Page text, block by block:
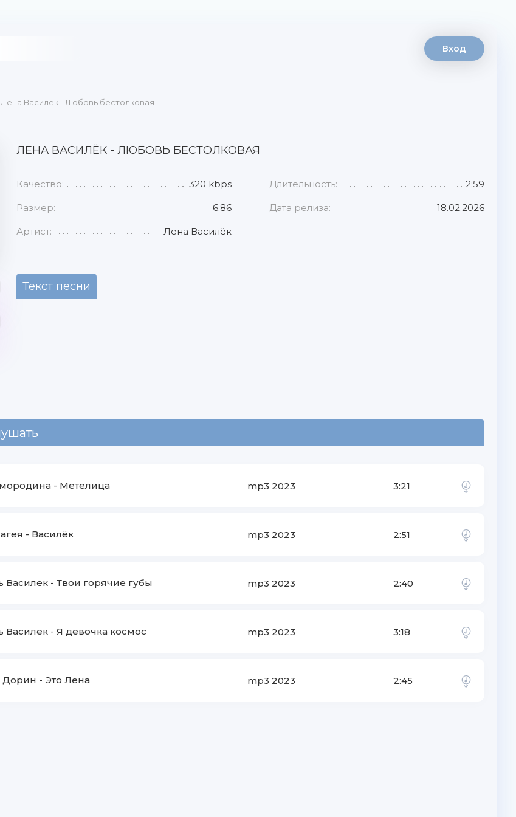
Вход
Лена Василёк - Любовь бестолковая
ЛЕНА ВАСИЛЁК - ЛЮБОВЬ БЕСТОЛКОВАЯ
Качество: 320 kbps Длительность: 2:59
Размер: 6.86 Дата релиза: 18.02.2026
Артист: Лена Василёк
Текст песни
- Метелица mp3 2023 3:21
- Василёк mp3 2023 2:51
Василек - Твои горячие губы mp3 2023 2:40
Василек - Я девочка космос mp3 2023 3:18
Дорин - Это Лена mp3 2023 2:45